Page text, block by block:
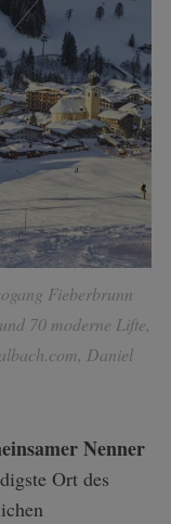
Fieberbrunn
70 moderne Lifte,
Daniel
Nenner
Ort des